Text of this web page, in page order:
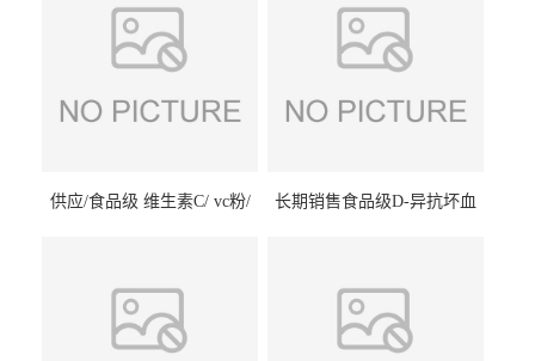
供应/食品级 维生素C/ vc粉/
长期销售食品级D-异抗坏血